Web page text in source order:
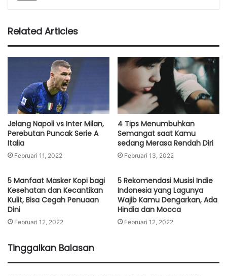
Related Articles
Jelang Napoli vs Inter Milan,
Perebutan Puncak Serie A
Italia
Februari 11, 2022
4 Tips Menumbuhkan
Semangat saat Kamu
sedang Merasa Rendah Diri
Februari 13, 2022
5 Manfaat Masker Kopi bagi
Kesehatan dan Kecantikan
Kulit, Bisa Cegah Penuaan
Dini
Februari 12, 2022
5 Rekomendasi Musisi Indie
Indonesia yang Lagunya
Wajib Kamu Dengarkan, Ada
Hindia dan Mocca
Februari 12, 2022
Tinggalkan Balasan